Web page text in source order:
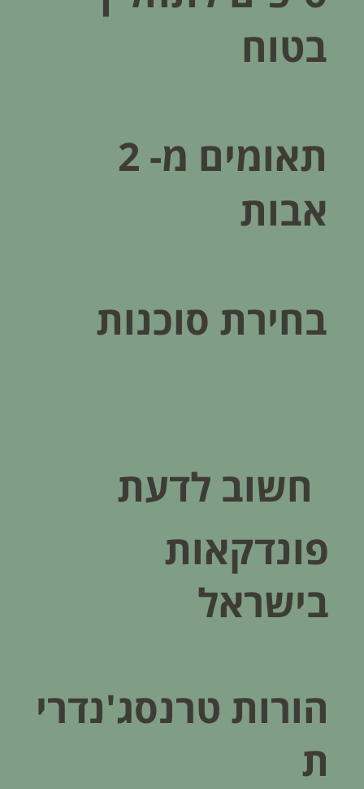
בטוח
תאומים מ- 2
אבות
בחירת סוכנות
חשוב לדעת
פונדקאות
בישראל
הורות טרנסג'נדרי
ת